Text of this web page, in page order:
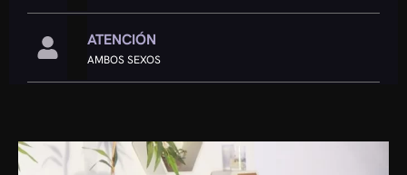
ATENCIÓN
AMBOS SEXOS